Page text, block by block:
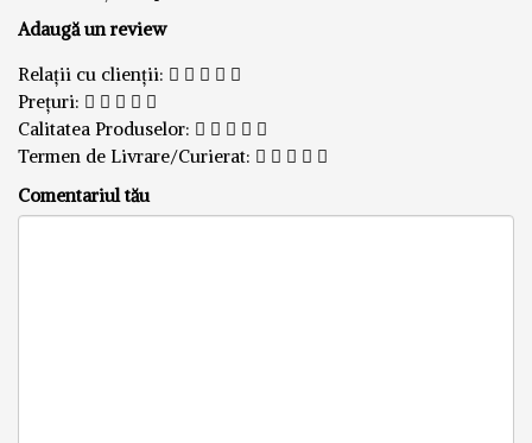
Adaugă un review
Relații cu clienții:
Prețuri:
Calitatea Produselor:
Termen de Livrare/Curierat:
Comentariul tău